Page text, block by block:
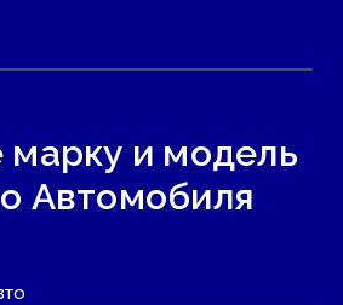
и модель
Автомобиля